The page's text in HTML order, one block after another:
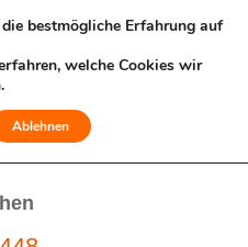
bestmögliche Erfahrung auf
welche Cookies wir
Ablehnen